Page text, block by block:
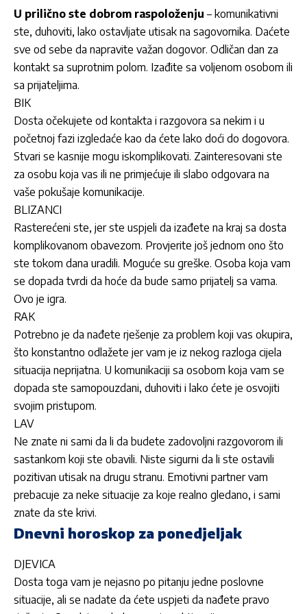
U prilično ste dobrom raspoloženju – komunikativni
ste, duhoviti, lako ostavljate utisak na sagovornika. Daćete
sve od sebe da napravite važan dogovor. Odličan dan za
kontakt sa suprotnim polom. Izađite sa voljenom osobom ili
sa prijateljima.
BIK
Dosta očekujete od kontakta i razgovora sa nekim i u
početnoj fazi izgledaće kao da ćete lako doći do dogovora.
Stvari se kasnije mogu iskomplikovati. Zainteresovani ste
za osobu koja vas ili ne primjećuje ili slabo odgovara na
vaše pokušaje komunikacije.
BLIZANCI
Rasterećeni ste, jer ste uspjeli da izađete na kraj sa dosta
komplikovanom obavezom. Provjerite još jednom ono što
ste tokom dana uradili. Moguće su greške. Osoba koja vam
se dopada tvrdi da hoće da bude samo prijatelj sa vama.
Ovo je igra.
RAK
Potrebno je da nađete rješenje za problem koji vas okupira,
što konstantno odlažete jer vam je iz nekog razloga cijela
situacija neprijatna. U komunikaciji sa osobom koja vam se
dopada ste samopouzdani, duhoviti i lako ćete je osvojiti
svojim pristupom.
LAV
Ne znate ni sami da li da budete zadovoljni razgovorom ili
sastankom koji ste obavili. Niste sigurni da li ste ostavili
pozitivan utisak na drugu stranu. Emotivni partner vam
prebacuje za neke situacije za koje realno gledano, i sami
znate da ste krivi.
Dnevni horoskop za ponedjeljak
DJEVICA
Dosta toga vam je nejasno po pitanju jedne poslovne
situacije, ali se nadate da ćete uspjeti da nađete pravo